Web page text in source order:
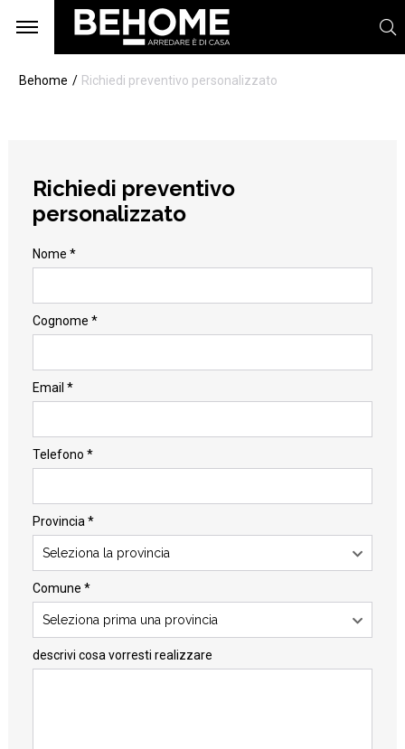
Behome Richiedi preventivo personalizzato
Richiedi preventivo
personalizzato
Nome *
Cognome *
Email *
Telefono *
Provincia *
Seleziona la provincia
Comune *
Seleziona prima una provincia
descrivi cosa vorresti realizzare